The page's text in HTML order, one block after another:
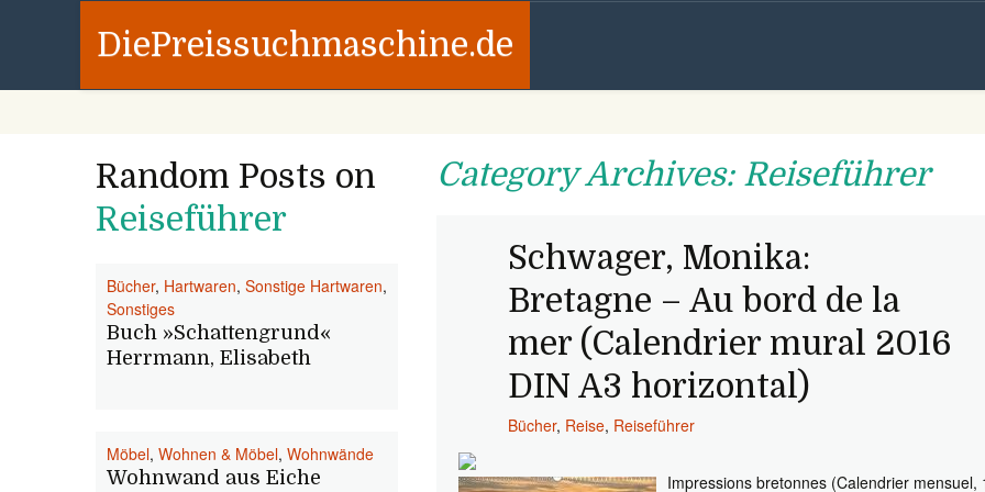
DiePreissuchmaschine.de
Category Archives: Reiseführer
Schwager, Monika:
Bretagne – Au bord de la
mer (Calendrier mural 2016
DIN A3 horizontal)
Bücher, Reise, Reiseführer
Impressions bretonnes (Calendrier mensuel,
Random Posts on
Reiseführer
Bücher, Hartwaren, Sonstige Hartwaren,
Sonstiges
Buch »Schattengrund«
Herrmann, Elisabeth
Möbel, Wohnen & Möbel, Wohnwände
Wohnwand aus Eiche